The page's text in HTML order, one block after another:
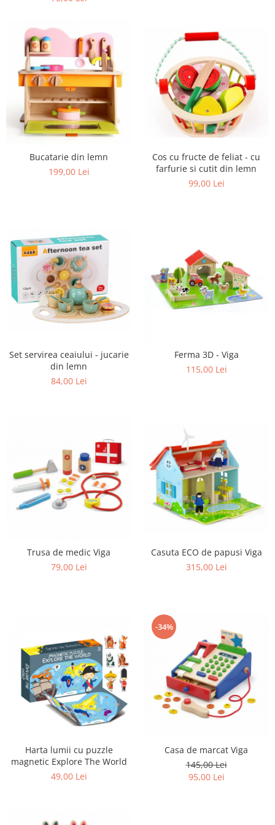
Bucatarie din lemn
199,00 Lei
Cos cu fructe de feliat - cu
farfurie si cutit din lemn
99,00 Lei
Set servirea ceaiului - jucarie
din lemn
84,00 Lei
Ferma 3D - Viga
115,00 Lei
Trusa de medic Viga
79,00 Lei
Casuta ECO de papusi Viga
315,00 Lei
Harta lumii cu puzzle
magnetic Explore The World
49,00 Lei
-34%
Casa de marcat Viga
145,00 Lei
95,00 Lei